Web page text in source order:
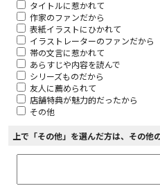
コミック
タイトルに惹かれて
作家のファンだから
表紙イラストにひかれて
イラストレーターのファンだから
帯の文言に惹かれて
あらすじや内容を読んで
シリーズものだから
友人に薦められて
店舗特典が魅力的だったから
その他
上で「その他」を選んだ方は、その他